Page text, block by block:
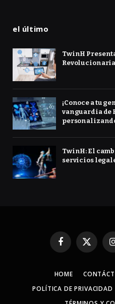
el último
TwinH
¡Conoce a tu
vanguardia de
TwinH: El
servicios
Facebook
X
HOME
POLÍTICA DE PRIVACIDAD